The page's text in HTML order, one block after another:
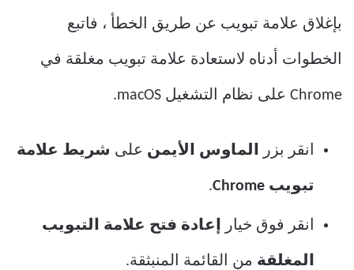
بإغلاق علامة تبويب عن طريق الخطأ ، فاتبع
الخطوات أدناه لاستعادة علامة تبويب مغلقة في
Chrome على نظام التشغيل macOS.
انقر بزر الماوس الأيمن على شريط علامة
تبويب Chrome .
انقر فوق خيار إعادة فتح علامة التبويب
المغلقة من القائمة المنبثقة.